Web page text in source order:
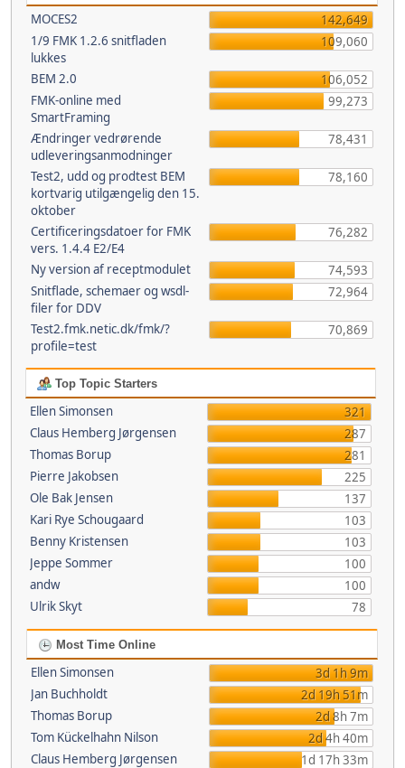
MOCES2
142,649
1/9 FMK 1.2.6 snitfladen
lukkes
109,060
BEM 2.0
106,052
FMK-online med
SmartFraming
99,273
Ændringer vedrørende
udleveringsanmodninger
78,431
Test2, udd og prodtest BEM
kortvarig utilgængelig den 15.
oktober
78,160
Certificeringsdatoer for FMK
vers. 1.4.4 E2/E4
76,282
Ny version af receptmodulet
74,593
Snitflade, schemaer og wsdl-
filer for DDV
72,964
Test2.fmk.netic.dk/fmk/?
profile=test
70,869
Top Topic Starters
Ellen Simonsen
321
Claus Hemberg Jørgensen
287
Thomas Borup
281
Pierre Jakobsen
225
Ole Bak Jensen
137
Kari Rye Schougaard
103
Benny Kristensen
103
Jeppe Sommer
100
andw
100
Ulrik Skyt
78
Most Time Online
Ellen Simonsen
3d 1h 9m
Jan Buchholdt
2d 19h 51m
Thomas Borup
2d 8h 7m
Tom Kückelhahn Nilson
2d 4h 40m
Claus Hemberg Jørgensen
1d 17h 33m